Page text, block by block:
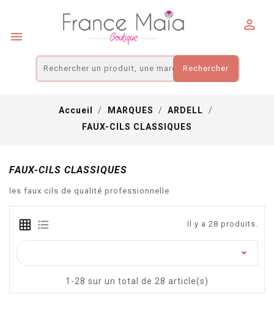
Rechercher


Accueil MARQUES
ARDELL
FAUX-CILS CLASSIQUES
FAUX-CILS CLASSIQUES
les faux cils de qualité professionnelle
Il y a 28 produits.

1-28 sur un total de 28 article(s)